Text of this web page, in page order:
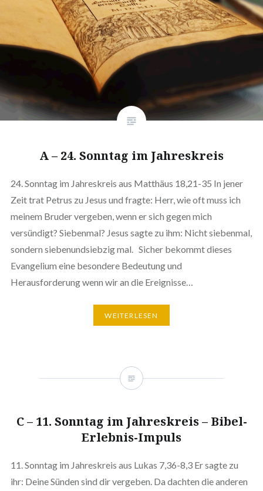
A – 24. Sonntag im Jahreskreis
24. Sonntag im Jahreskreis aus Matthäus 18,21-35 In jener
Zeit trat Petrus zu Jesus und fragte: Herr, wie oft muss ich
meinem Bruder vergeben, wenn er sich gegen mich
versündigt? Siebenmal? Jesus sagte zu ihm: Nicht siebenmal,
sondern siebenundsiebzig mal. Sicher bekommt dieses
Evangelium eine besondere Bedeutung und
Herausforderung wenn wir an die Ereignisse…
WEITERLESEN
C – 11. Sonntag im Jahreskreis – Bibel-
Erlebnis-Impuls
11. Sonntag im Jahreskreis aus Lukas 7,36-8,3 Er sagte zu
ihr: Deine Sünden sind dir vergeben. Da dachten die anderen